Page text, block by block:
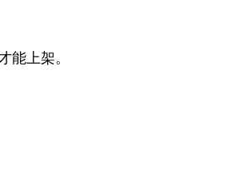
上架。